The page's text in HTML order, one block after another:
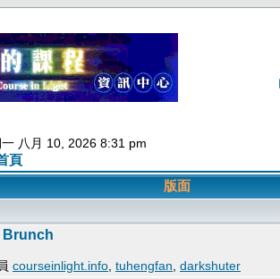
八月 10, 2026 8:31 pm
頁
版面
Brunch
courseinlight.info tuhengfan darkshuter